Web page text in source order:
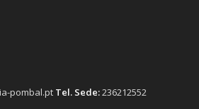
pombal.pt Tel. Sede:236212552